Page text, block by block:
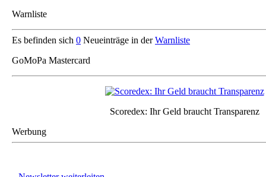
Warnliste
Es befinden sich 0 Neueinträge in derWarnliste
GoMoPa Mastercard
Scoredex: Ihr Geld braucht Transparenz
Werbung